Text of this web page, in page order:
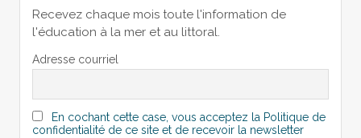
Recevez chaque mois toute l'information de
l'éducation à la mer et au littoral.
Adresse courriel
En cochant cette case, vous acceptez la Politique de
confidentialité de ce site et de recevoir la newsletter